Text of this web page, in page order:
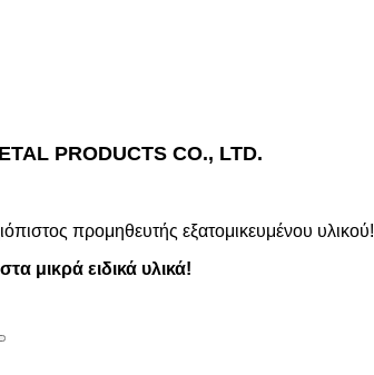
PRODUCTS CO., LTD.
προμηθευτής εξατομικευμένου υλικού!
μικρά ειδικά υλικά!